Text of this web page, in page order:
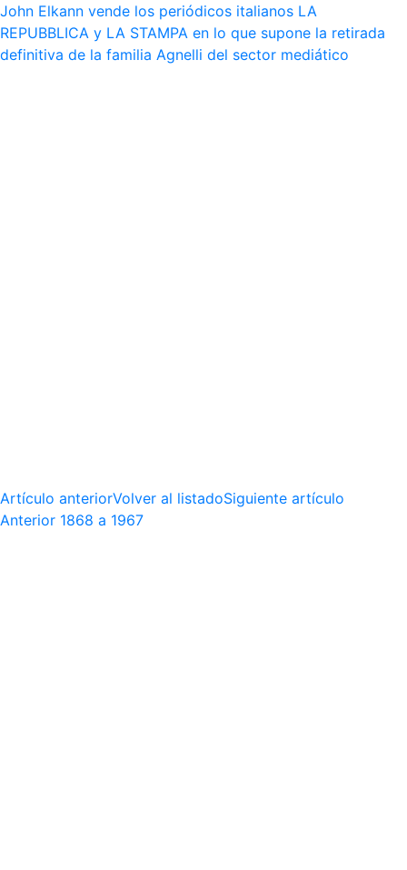
John Elkann vende los periódicos italianos LA
REPUBBLICA y LA STAMPA en lo que supone la retirada
definitiva de la familia Agnelli del sector mediático
Artículo anteriorVolver al listadoSiguiente artículo
Anterior 1868 a 1967